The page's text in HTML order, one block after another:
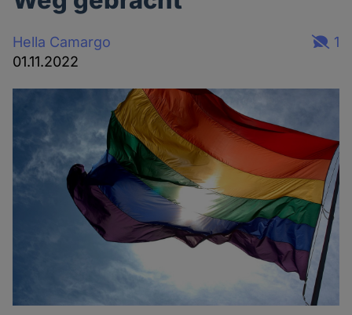
Hella Camargo
01.11.2022
1